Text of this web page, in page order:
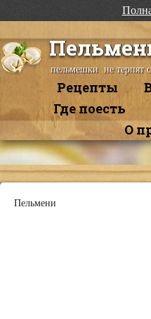
пельмешки не терпят
Рецепты
Где поесть
О
Пельмени